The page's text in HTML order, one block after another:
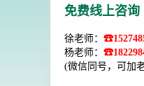
免费线上咨询
徐老师：
杨老师：
(微信同号，可加